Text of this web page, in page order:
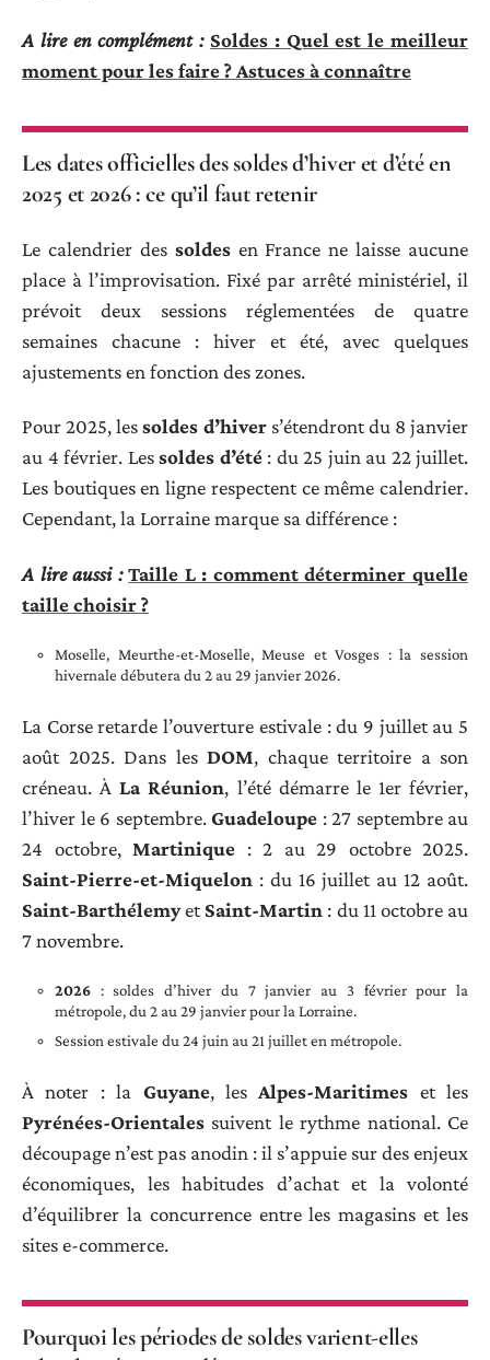
A lire en complément : Soldes : Quel est le meilleur
moment pour les faire ? Astuces à connaître
Les dates officielles des soldes d’hiver et d’été en
2025 et 2026 : ce qu’il faut retenir
Le calendrier des soldesen France ne laisse aucune
place à l’improvisation. Fixé par arrêté ministériel, il
prévoit deux sessions réglementées de quatre
semaines chacune : hiver et été, avec quelques
ajustements en fonction des zones.
Pour 2025, lessoldes d’hivers’étendront du 8 janvier
au 4 février. Lessoldes d’été: du 25 juin au 22 juillet.
Les boutiques en ligne respectent ce même calendrier.
Cependant, la Lorraine marque sa différence :
A lire aussi : Taille L : comment déterminer quelle
taille choisir ?
Moselle, Meurthe-et-Moselle, Meuse et Vosges : la session
hivernale débutera du 2 au 29 janvier 2026.
La Corse retarde l’ouverture estivale : du 9 juillet au 5
août 2025. Dans les DOM, chaque territoire a son
créneau. ÀLa Réunion, l’été démarre le 1er février,
l’hiver le 6 septembre.Guadeloupe : 27 septembre au
24 octobre, Martinique : 2 au 29 octobre 2025.
Saint-Pierre-et-Miquelon : du 16 juillet au 12 août.
Saint-BarthélemyetSaint-Martin : du 11 octobre au
7 novembre.
2026 : soldes d’hiver du 7 janvier au 3 février pour la
métropole, du 2 au 29 janvier pour la Lorraine.
Session estivale du 24 juin au 21 juillet en métropole.
À noter : la Guyane, lesAlpes-Maritimes et les
Pyrénées-Orientales suivent le rythme national. Ce
découpage n’est pas anodin : il s’appuie sur des enjeux
économiques, les habitudes d’achat et la volonté
d’équilibrer la concurrence entre les magasins et les
sites e-commerce.
Pourquoi les périodes de soldes varient-elles